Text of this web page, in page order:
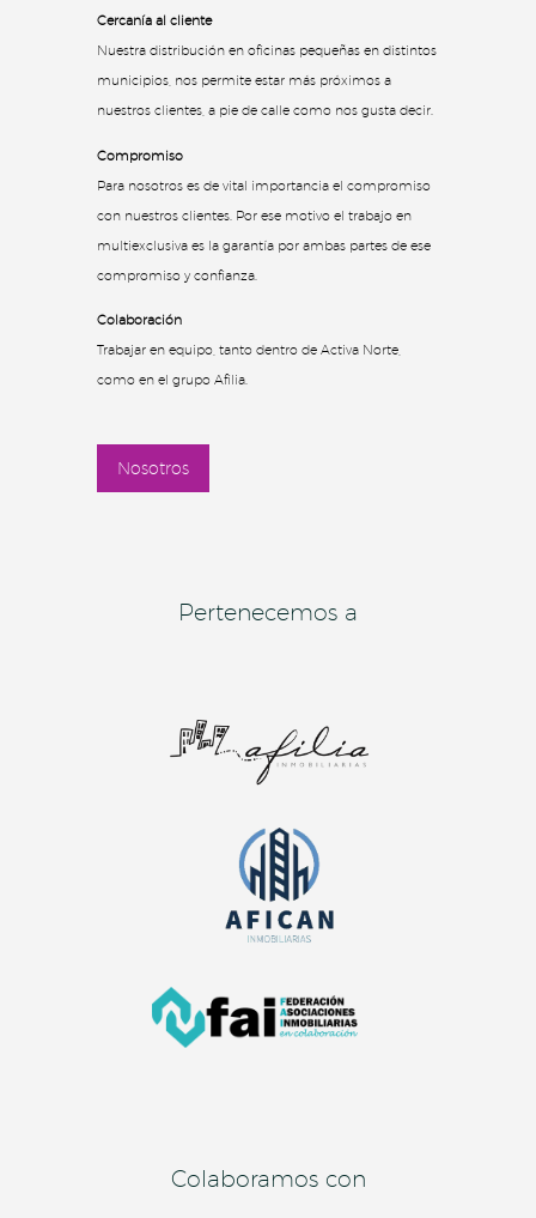
Cercanía al cliente
Nuestra distribución en oficinas pequeñas en distintos
municipios, nos permite estar más próximos a
nuestros clientes, a pie de calle como nos gusta decir.
Compromiso
Para nosotros es de vital importancia el compromiso
con nuestros clientes. Por ese motivo el trabajo en
multiexclusiva es la garantía por ambas partes de ese
compromiso y confianza.
Colaboración
Trabajar en equipo, tanto dentro de Activa Norte,
como en el grupo Afilia.
Nosotros
Pertenecemos a
Colaboramos con